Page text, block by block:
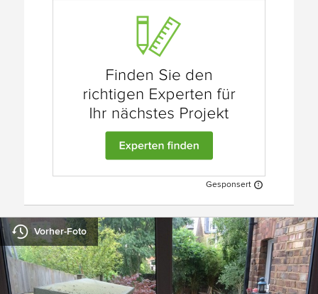
Gesponsert
Vorher-Foto